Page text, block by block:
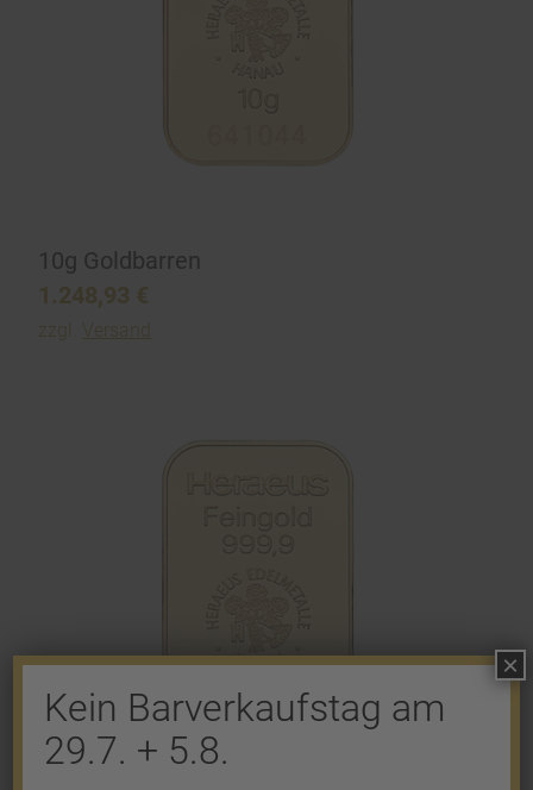
10g Goldbarren
1.248,93 €
zzgl. Versand
Kein Barverkaufstag am
29.7. + 5.8.
×